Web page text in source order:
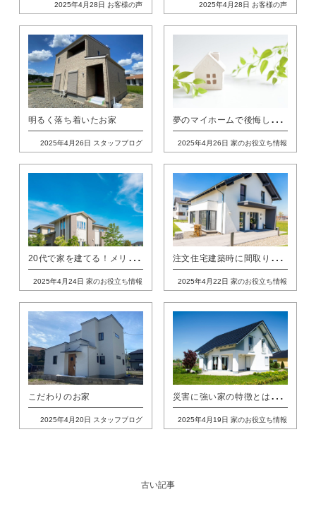
2025年4月28日 お客様の声 2025年4月28日 お客様の声
明るく落ち着いたお家
2025年4月26日 スタッフブログ
夢
のマイホームで後悔しないために！注文住宅、建売住宅、分譲住宅の違いをわかりやすく簡単に解説
2025年4月26日 家のお役立ち情報
2
0代で家を建てる！メリット・デメリットや後悔しないためのポイントをご紹介
2025年4月24日 家のお役立ち情報
注
文住宅建築時に間取りを工夫して広く見せる！狭さを感じさせない家とは？
2025年4月22日 家のお役立ち情報
こだわりのお家
2025年4月20日 スタッフブログ
災
害に強い家の特徴とは？家づくりの際に取り入れたいアイデア
2025年4月19日 家のお役立ち情報
古い記事